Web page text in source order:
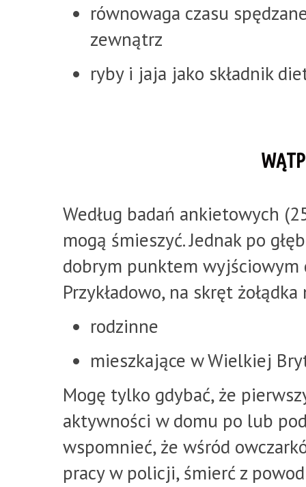
równowaga czasu
zewnątrz
ryby i jaja jako składnik
Według badań ankietowych
mogą śmieszyć. Jednak po
dobrym punktem wyjściowym
Przykładowo, na skręt
rodzinne
mieszkające w Wielkiej
Mogę tylko gdybać, że
aktywności w domu po lub
wspomnieć, że wśród
pracy w policji, śmierć z